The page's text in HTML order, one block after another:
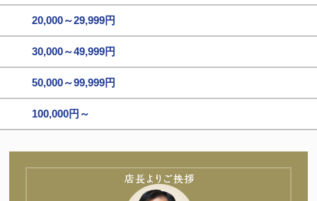
20,000～29,999円
30,000～49,999円
50,000～99,999円
100,000円～